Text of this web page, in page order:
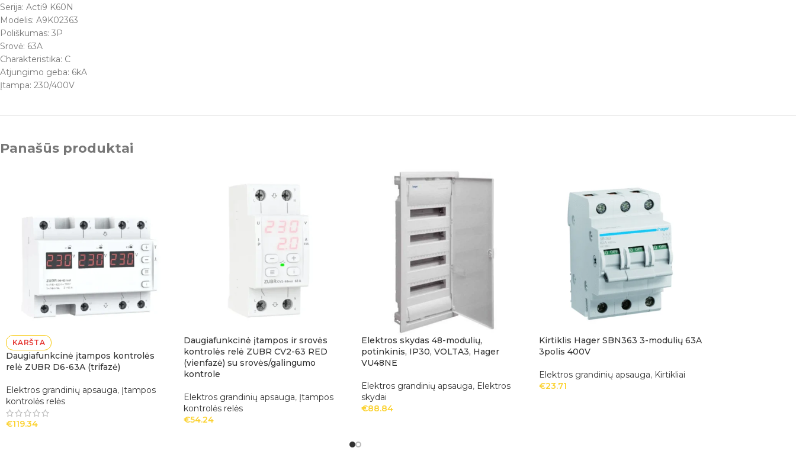
Serija: Acti9 K60N
Modelis: A9K02363
Poliškumas: 3P
Srovė: 63A
Charakteristika: C
Atjungimo geba: 6kA
Įtampa: 230/400V
Panašūs produktai
KARŠTA
Daugiafunkcinė įtampos kontrolės
relė ZUBR D6-63A (trifazė)
Elektros grandinių apsauga, Įtampos
kontrolės relės
€119.34
Daugiafunkcinė įtampos ir srovės
kontrolės relė ZUBR CV2-63 RED
(vienfazė) su srovės/galingumo
kontrole
Elektros grandinių apsauga, Įtampos
kontrolės relės
€54.24
Elektros skydas 48-modulių,
potinkinis, IP30, VOLTA3, Hager
VU48NE
Elektros grandinių apsauga, Elektros
skydai
€88.84
Kirtiklis Hager SBN363 3-modulių 63A
3polis 400V
Elektros grandinių apsauga, Kirtikliai
€23.71